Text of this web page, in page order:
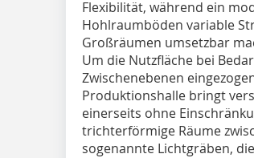
Flexibilität, während ein
Hohlraumböden variable
Großräumen umsetzbar
Um die Nutzfläche bei
Zwischenebenen
Produktionshalle bringt
einerseits ohne
trichterförmige Räume
sogenannte Lichtgräben,